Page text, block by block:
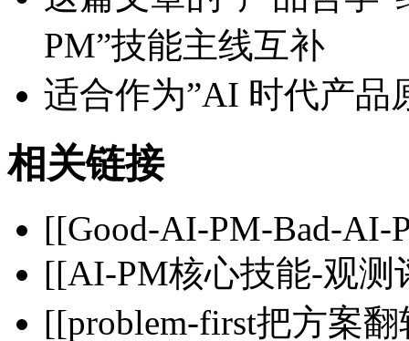
PM”技能主线互补
适合作为”AI 时代产品
相关链接
[[Good-AI-PM-Bad-AI-
[[AI-PM核心技能-观测
[[problem-first把方案